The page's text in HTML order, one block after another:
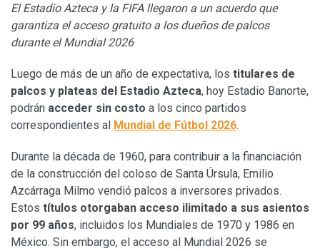
El Estadio Azteca y la FIFA llegaron a un acuerdo que
garantiza el acceso gratuito a los dueños de palcos
durante el Mundial 2026
Luego de más de un año de expectativa, los titulares de
palcos y plateas del Estadio Azteca, hoy Estadio Banorte,
podrán acceder sin costo a los cinco partidos
correspondientes al Mundial de Fútbol 2026.
Durante la década de 1960, para contribuir a la financiación
de la construcción del coloso de Santa Úrsula, Emilio
Azcárraga Milmo vendió palcos a inversores privados.
Estos títulos otorgaban acceso ilimitado a sus asientos
por 99 años, incluidos los Mundiales de 1970 y 1986 en
México. Sin embargo, el acceso al Mundial 2026 se